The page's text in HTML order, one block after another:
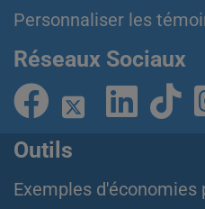
Personnaliser les
Réseaux Sociaux
Outils
Exemples